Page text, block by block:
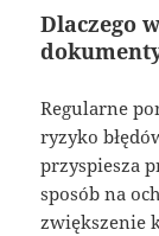
Dlaczego
Regularne
ryzyko
przyspiesza
sposób na
zwiększenie